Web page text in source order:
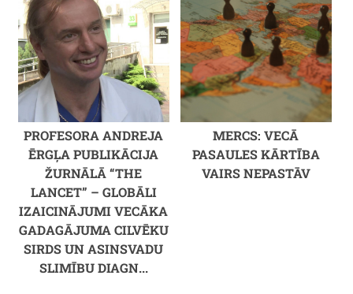
PROFESORA ANDREJA
ĒRGĻA PUBLIKĀCIJA
ŽURNĀLĀ “THE
LANCET” – GLOBĀLI
IZAICINĀJUMI VECĀKA
GADAGĀJUMA CILVĒKU
SIRDS UN ASINSVADU
SLIMĪBU DIAGN...
MERCS: VECĀ
PASAULES KĀRTĪBA
VAIRS NEPASTĀV